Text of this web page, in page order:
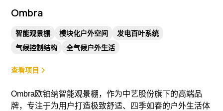
Ombra
智能观景棚 模块化户外空间
发电百叶系统
气候控制结构
全气候户外生活
查看项目
Ombra欧铂纳智能观景棚，作为中艺股份旗下的高端品
牌，专注于为用户打造极致舒适、四季如春的户外生活体